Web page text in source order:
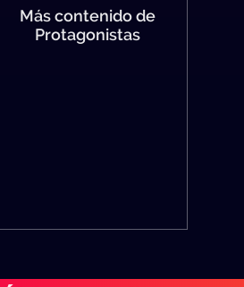
Más contenido de
Protagonistas